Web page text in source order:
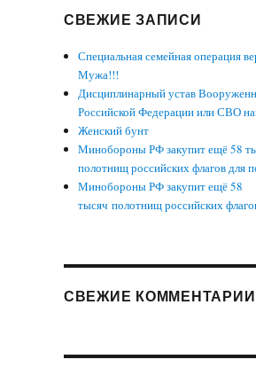
СВЕЖИЕ ЗАПИСИ
Специальная семейная операция
Мужа!!!
Дисциплинарный устав
Российской Федерации или СВО
Женский бунт
Минобороны РФ закупит ещё 58
полотнищ российских флагов для
Минобороны РФ закупит ещё 58
тысяч полотнищ российских
СВЕЖИЕ КОММЕНТАРИИ